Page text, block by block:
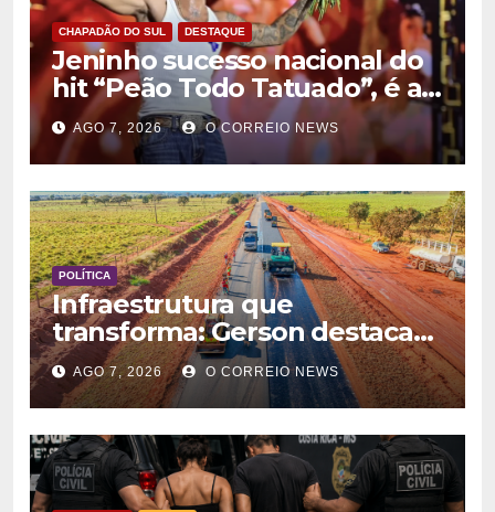
CHAPADÃO DO SUL DESTAQUE
Jeninho sucesso nacional do
hit “Peão Todo Tatuado”, é a
principal atração desta sexta-
feira (7) da Semana
Nordestina de Chapadão do
Sul
AGO 7, 2026 O CORREIO NEWS
POLÍTICA
Infraestrutura que
transforma: Gerson destaca
impacto das obras rodoviárias
no desenvolvimento e na
qualidade de vida em MS
AGO 7, 2026 O CORREIO NEWS